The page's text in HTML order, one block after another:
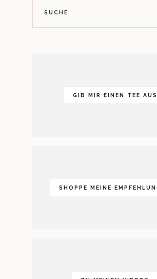
GIB MIR EINEN TEE AUS
SHOPPE MEINE